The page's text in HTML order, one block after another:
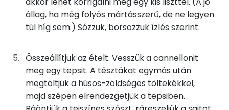
50gfüstölt sajt
164 kcal
63g cannelloni
232 kcal
0gbors 0 kcal
Összesen 724 kcal
Zsír
Összesen
28.8 g
Telített zsírsav
6 g
Egyszeresen telítetlen zsírsav:
állag, ha még folyós mártásszerű, de ne legyen
túl híg sem.) Sózzuk, borsozzuk ízlés szerint.
Összeállítjuk az ételt. Vesszük a cannellonit
meg egy tepsit. A tésztákat egymás után
megtöltjük a húsos-zöldséges töltekékkel,
majd szépen elrendezgetjük a tepsiben.